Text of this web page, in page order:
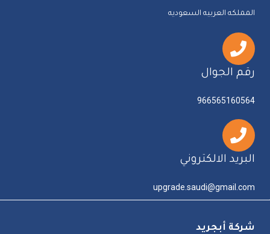
المملكه العربيه السعوديه
رقم الجوال
966565160564
البريد الالكتروني
upgrade.saudi@gmail.com
شركة أبجريد